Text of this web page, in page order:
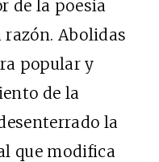
de la poesía
Abolidas
popular y
de la
la
que modifica